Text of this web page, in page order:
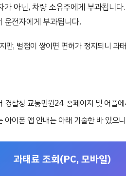
아닌, 차량 소유주에게 부과됩니다.
운전자에게 부과됩니다.
만, 벌점이 쌓이면 면허가 정지되니 과
찰청 교통민원24 홈페이지 및 어플
이폰 앱 안내는 아래 기술한 바 있으
과태료 조회(PC, 모바일)